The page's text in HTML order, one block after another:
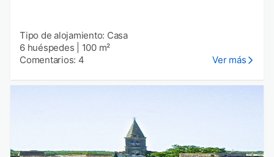
Tipo de alojamiento: Casa
6 huéspedes
100 m²
Comentarios: 4
Ver más